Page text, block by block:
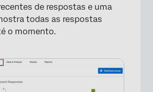
de respostas e uma
todas as respostas
o momento.